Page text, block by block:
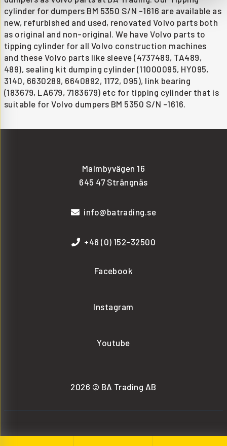
cylinder for dumpers BM 5350 S/N -1616 are available as
new, refurbished and used, renovated Volvo parts both
as original and non-original. We have Volvo parts to
tipping cylinder for all Volvo construction machines
and these Volvo parts like sleeve (4737489, TA489,
489), sealing kit dumping cylinder (11000095, HY095,
3140, 6630289, 6640892, 1172, 095), link bearing
(183679, LA679, 7183679) etc for tipping cylinder that is
suitable for Volvo dumpers BM 5350 S/N -1616.
Malmbyvägen 16
645 47 Strängnäs
info@batrading.se
+46 (0) 152-32500
Facebook
Instagram
Youtube
2026 © BA Trading AB